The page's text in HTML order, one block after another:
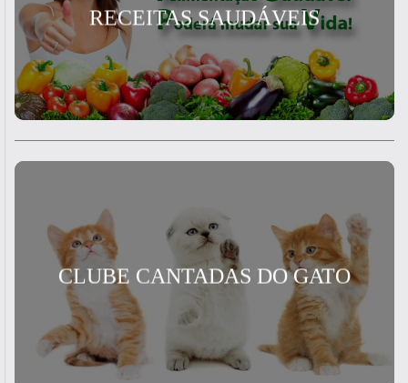
RECEITAS SAUDÁVEIS
CLUBE CANTADAS DO GATO